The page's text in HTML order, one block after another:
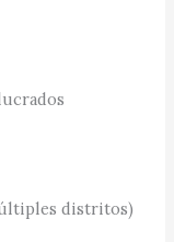
distritos)